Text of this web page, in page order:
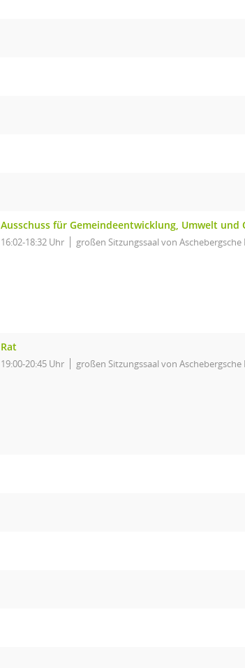
Ausschuss für Gemeindeentwicklung, Umwelt und
16:02-18:32 Uhr großen Sitzungssaal von
Rat
19:00-20:45 Uhr großen Sitzungssaal von